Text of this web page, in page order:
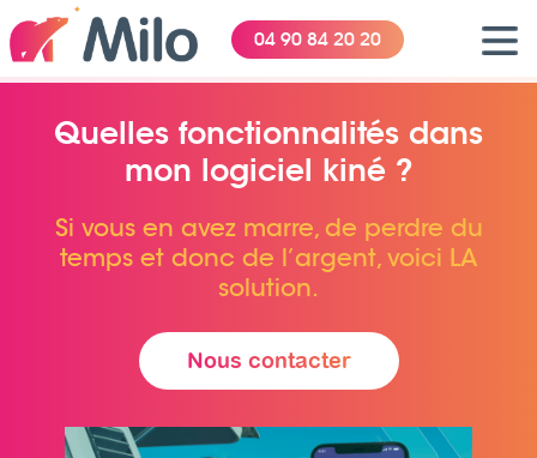
04 90 84 20 20
Quelles fonctionnalités dans
mon logiciel kiné ?
Si vous en avez marre, de perdre du
temps et donc de l’argent, voici LA
solution.
Nous contacter